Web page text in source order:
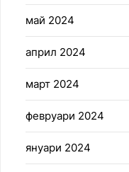
май 2024
април 2024
март 2024
февруари 2024
януари 2024